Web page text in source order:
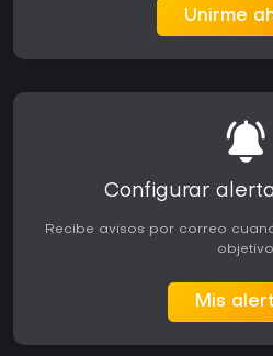
Unirme
Configurar
Recibe avisos por correo
objetivo
Mis